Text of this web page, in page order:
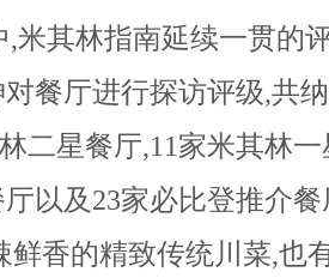
,米其林指南延续一贯的
餐厅进行探访评级,共
二星餐厅,11家米其林
以及23家必比登推介
鲜香的精致传统川菜,也